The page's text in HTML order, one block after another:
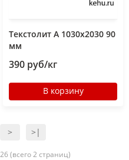
Текстолит А 1030х2030 90
мм
390 руб/кг
В корзину
> >|
(всего 2 страниц)